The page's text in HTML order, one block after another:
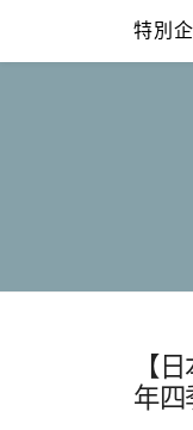
content
特別
【
年四